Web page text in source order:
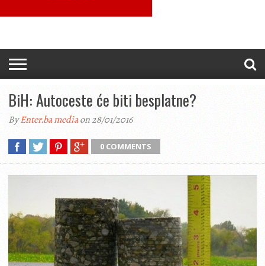
BiH: Autoceste će biti besplatne?
ByEnter.ba mediaon 28/01/2016
0 COMMENTS